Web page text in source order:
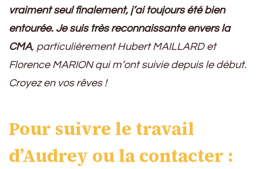
vraiment seul finalement, j’ai toujours été bien
entourée. Je suis très reconnaissante envers la
CMA, particulièrement Hubert MAILLARD et
Florence MARION qui m’ont suivie depuis le début.
Croyez en vos rêves !
Pour suivre le travail
d’Audrey ou la contacter :